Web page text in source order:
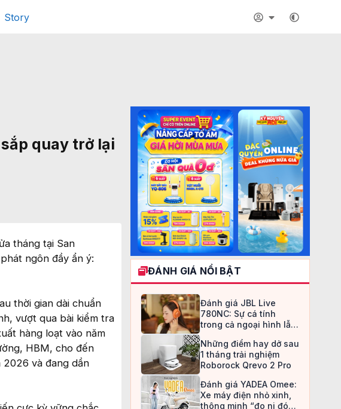
Story
quay trở lại
tháng tại San
ngôn đầy ẩn ý:
thời gian dài chuẩn
vượt qua bài kiểm tra
hàng loạt vào năm
HBM, cho đến
2026 và đang dần
ĐÁNH GIÁ NỔI BẬT
Đánh giá JBL Live
780NC: Sự cá tính
trong cả ngoại hình lẫn
Những điểm hay dở sau
1 tháng trải nghiệm
Roborock Qrevo 2 Pro
Đánh giá YADEA Omee:
Xe máy điện nhỏ xinh,
thông minh “đo ni đóng